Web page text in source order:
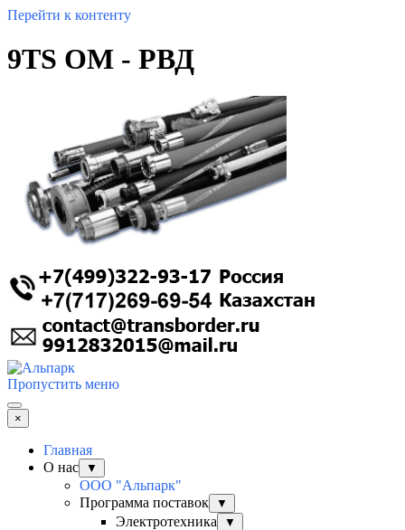
Перейти к контенту
9TS OM - РВД
Пропустить меню
×
Главная
О нас
▼
ООО "Альпарк"
Программа поставок
▼
Электротехника ▼